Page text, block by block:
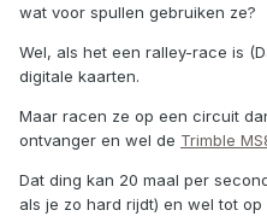
wat voor spullen gebruiken ze?
Wel, als het een ralley-race is
digitale kaarten.
Maar racen ze op een circuit
ontvanger en wel de Trimble
Dat ding kan 20 maal per
als je zo hard rijdt) en wel tot